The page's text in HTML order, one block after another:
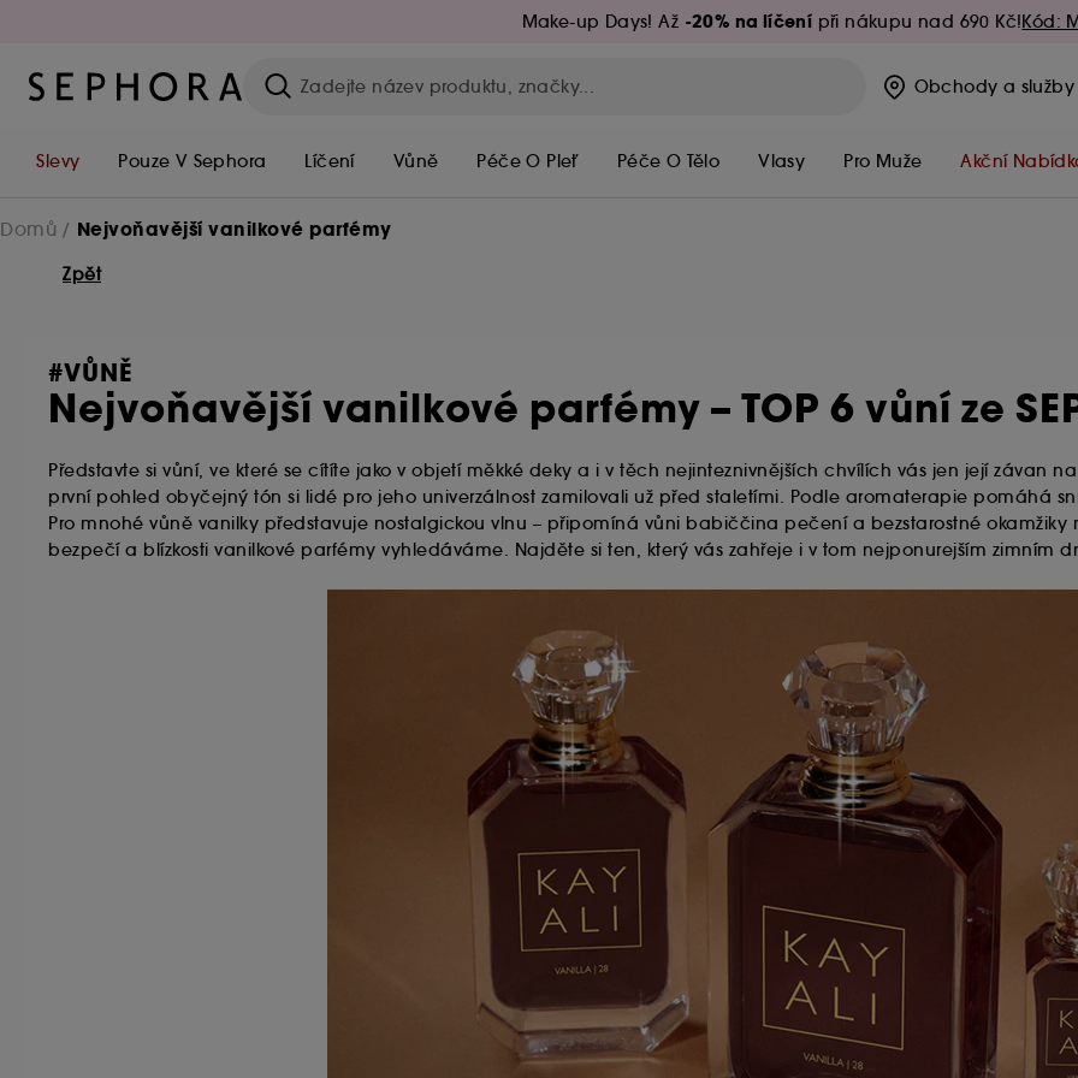
Make-up Days! Až -20% na líčení při nákupu nad 690 Kč!Kód:
Obchody a služby
Slevy Pouze V Sephora Líčení Vůně Péče O Pleť Péče O Tělo Vlasy Pro Muže Akční
Domů Nejvoňavější vanilkové parfémy
Zpět
#VŮNĚ
Nejvoňavější vanilkové parfémy – TOP 6 vůní ze
Představte si vůní, ve které se cítíte jako v objetí měkké deky a i v těch nejinteznivnějších chvílích vás jen její závan
první pohled obyčejný tón si lidé pro jeho univerzálnost zamilovali už před staletími. Podle aromaterapie pomáhá
Pro mnohé vůně vanilky představuje nostalgickou vlnu – připomíná vůni babiččina pečení a bezstarostné
bezpečí a blízkosti vanilkové parfémy vyhledáváme. Najděte si ten, který vás zahřeje i v tom nejponurejším zimním